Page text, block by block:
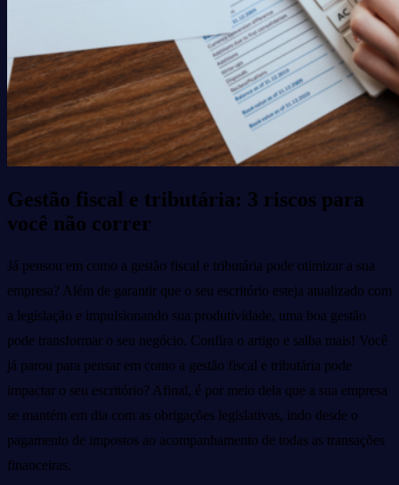
Gestão fiscal e tributária: 3 riscos para
você não correr
Já pensou em como a gestão fiscal e tributária pode otimizar a sua
empresa? Além de garantir que o seu escritório esteja atualizado com
a legislação e impulsionando sua produtividade, uma boa gestão
pode transformar o seu negócio. Confira o artigo e saiba mais! Você
já parou para pensar em como a gestão fiscal e tributária pode
impactar o seu escritório? Afinal, é por meio dela que a sua empresa
se mantém em dia com as obrigações legislativas, indo desde o
pagamento de impostos ao acompanhamento de todas as transações
financeiras.